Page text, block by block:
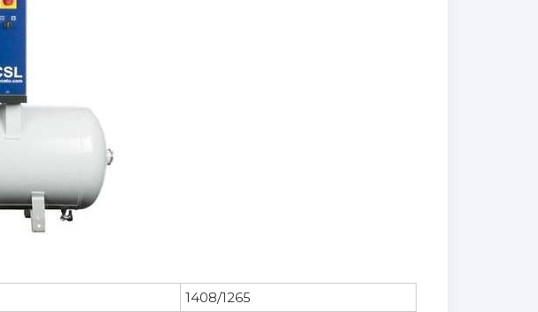
1408/1265